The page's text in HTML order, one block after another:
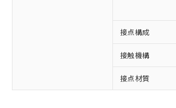
接点構成
接触機構
接点材質
※1 対応状況